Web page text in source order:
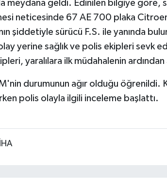
meydana geldi. Edinilen bilgiye göre,
neticesinde 67 AE 700 plaka
şiddetiyle sürücü F.S. ile yanında
yerine sağlık ve polis ekipleri sevk
yaralılara ilk müdahalenin
durumunun ağır olduğu öğrenildi.
polis olayla ilgili inceleme başlattı.
İHA